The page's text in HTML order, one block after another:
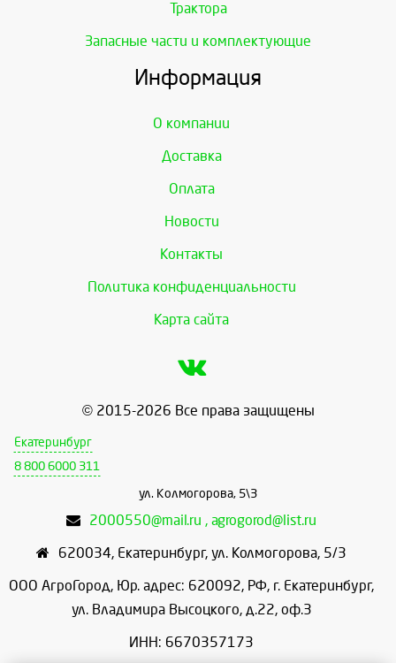
Трактора
Запасные части и комплектующие
Информация
О компании
Доставка
Оплата
Новости
Контакты
Политика конфиденциальности
Карта сайта
© 2015-2026 Все права защищены
Екатеринбург
8 800 6000 311
ул. Колмогорова, 5\3
2000550@mail.ru , agrogorod@list.ru
620034, Екатеринбург, ул. Колмогорова, 5/3
ООО АгроГород, Юр. адрес: 620092, РФ, г. Екатеринбург,
ул. Владимира Высоцкого, д.22, оф.3
ИНН: 6670357173